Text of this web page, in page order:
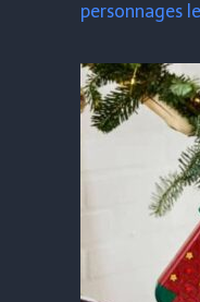
personnages